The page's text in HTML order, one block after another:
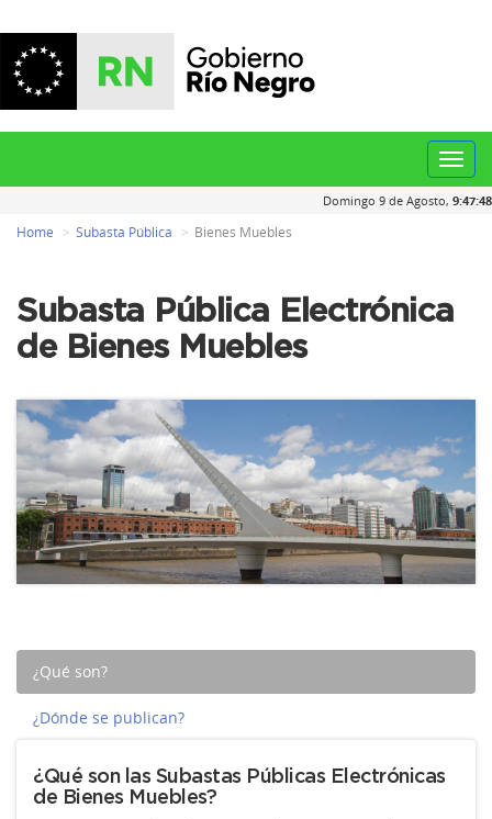
Domingo 9 de Agosto, 9:47:48
Home Subasta Pública Bienes Muebles
Subasta Pública Electrónica
de Bienes Muebles
¿Qué son?
¿Dónde se publican?
¿Qué son las Subastas Públicas Electrónicas
de Bienes Muebles?